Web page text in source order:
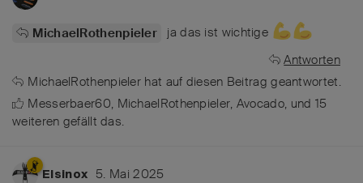
MichaelRothenpieler
ja das ist wichtige
Antworten
MichaelRothenpieler hat auf diesen Beitrag geantwortet.
Messerbaer60, MichaelRothenpieler, Avocado, und 15
weiteren gefällt das.
Elsinox 5. Mai 2025